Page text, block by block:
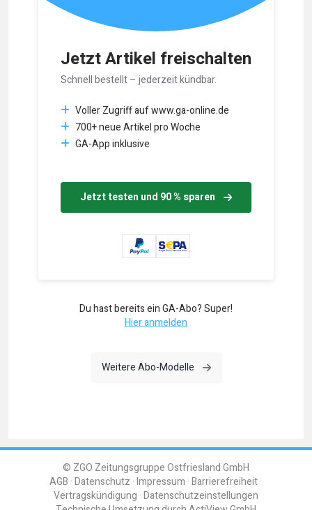
Jetzt Artikel freischalten
Schnell bestellt – jederzeit kündbar.
Voller Zugriff auf www.ga-online.de
700+ neue Artikel pro Woche
GA-App inklusive
Jetzt testen und 90 % sparen
Du hast bereits ein GA-Abo? Super!
Hier anmelden
Weitere Abo-Modelle
© ZGO Zeitungsgruppe Ostfriesland GmbH
AGB Datenschutz Impressum Barrierefreiheit
Vertragskündigung Datenschutzeinstellungen